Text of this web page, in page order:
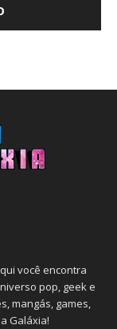
você encontra
pop, geek e
mangás, games,
Galáxia!